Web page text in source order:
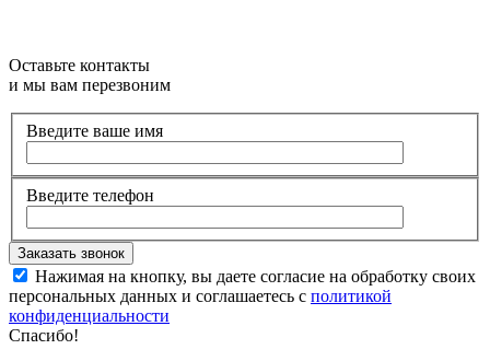
Оставьте контакты
и мы вам перезвоним
Введите ваше имя
Введите телефон
Нажимая на кнопку, вы даете согласие на обработку своих
персональных данных и соглашаетесь с политикой
конфиденциальности
Спасибо!